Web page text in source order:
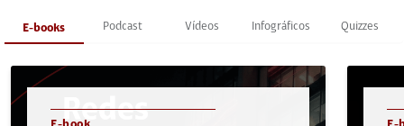
E-books Podcast Vídeos Infográficos Quizzes